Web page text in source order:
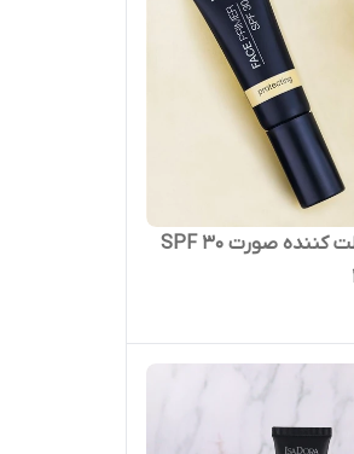
پرایمر محافظت کننده صورت SPF 30